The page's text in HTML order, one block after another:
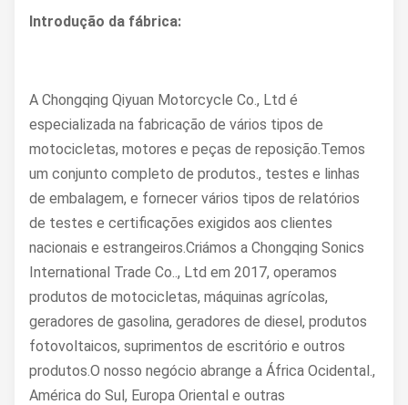
Introdução da fábrica:
A Chongqing Qiyuan Motorcycle Co., Ltd é
especializada na fabricação de vários tipos de
motocicletas, motores e peças de reposição.Temos
um conjunto completo de produtos., testes e linhas
de embalagem, e fornecer vários tipos de relatórios
de testes e certificações exigidos aos clientes
nacionais e estrangeiros.Criámos a Chongqing Sonics
International Trade Co.., Ltd em 2017, operamos
produtos de motocicletas, máquinas agrícolas,
geradores de gasolina, geradores de diesel, produtos
fotovoltaicos, suprimentos de escritório e outros
produtos.O nosso negócio abrange a África Ocidental.,
América do Sul, Europa Oriental e outras